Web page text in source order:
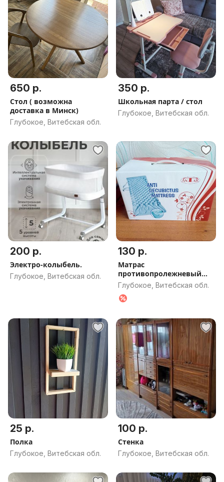
650 р.
Стол ( возможна
доставка в Минск)
Глубокое, Витебская обл.
350 р.
Школьная парта / стол
Глубокое, Витебская обл.
200 р.
Электро-колыбель.
Глубокое, Витебская обл.
130 р.
Матрас
противопролежневый
надувной
Глубокое, Витебская обл.
25 р.
Полка
Глубокое, Витебская обл.
100 р.
Стенка
Глубокое, Витебская обл.